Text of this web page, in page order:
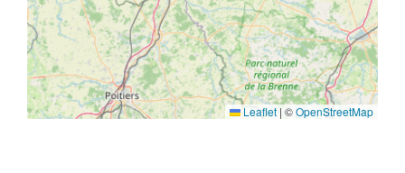
Leaflet | ©OpenStreetMap